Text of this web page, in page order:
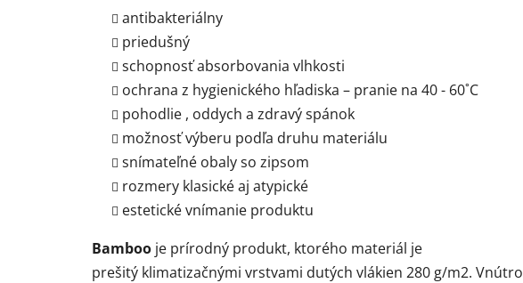
antibakteriálny
priedušný
schopnosť absorbovania vlhkosti
ochrana z hygienického hľadiska – pranie na 40 - 60˚C
pohodlie , oddych a zdravý spánok
možnosť výberu podľa druhu materiálu
snímateľné obaly so zipsom
rozmery klasické aj atypické
estetické vnímanie produktu
Bamboo je prírodný produkt, ktorého materiál je
prešitý klimatizačnými vrstvami dutých vlákien 280 g/m2. Vnútro